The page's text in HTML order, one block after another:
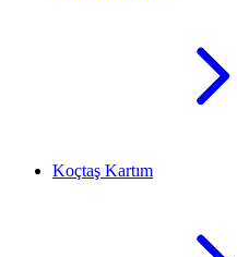
Koçtaş Kartım